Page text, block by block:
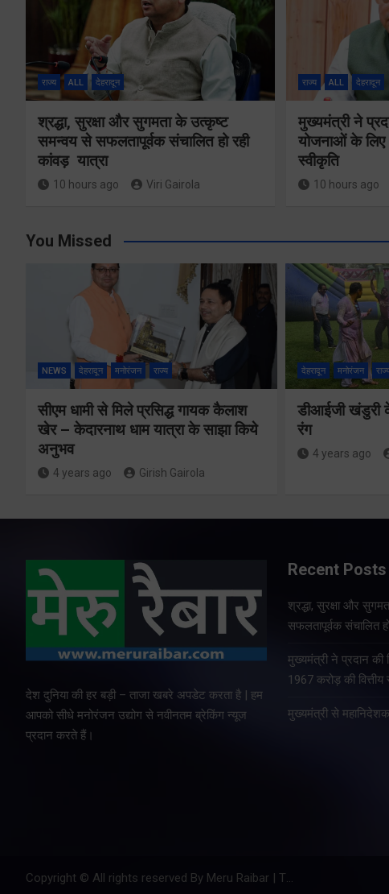
राज्य ALL देहरादून
श्रद्धा, सुरक्षा और सुगमता के उत्कृष्ट
समन्वय से सफलतापूर्वक संचालित हो रही
कांवड़ यात्रा
10 hours ago Viri Gairola
राज्य ALL देहरादून
मुख्यमंत्री ने
योजनाओं के लिए
स्वीकृति
10 hours ago
You Missed
NEWS देहरादून मनोरंजन राज्य
सीएम धामी से मिले प्रसिद्ध गायक कैलाश
खेर – केदारनाथ धाम यात्रा के साझा किये
अनुभव
4 years ago Girish Gairola
देहरादून मनोरंजन
डीआईजी खंडुरी
रंग
4 years ago
देश दुनिया की हर बड़ी – ताजा खबरे अपडेट करता है | हम
आपको सीधे मनोरंजन उद्योग से नवीनतम ब्रेकिंग न्यूज
प्रदान करते हैं।
Recent Posts
श्रद्धा, सुरक्षा और
सफलतापूर्वक संचालित
मुख्यमंत्री ने प्रदान की
1967 करोड़ की वित्तीय
मुख्यमंत्री से
मोड
मुख्य
ने गुरुवार को
परिचालन
बारिश के कारण
विस्तृत समीक्षा
श्रद्धा, सुरक्षा और
सुगमता के
उत्कृष्ट समन्वय
से सफलतापूर्वक
संचालित हो रही
कांवड़ यात्रा
Share Now
Share Nowदेहरादून।
मुख्यमंत्री पुष्कर सिंह धामी के
कुशल नेतृत्व एवं राज्य सरकार की
प्रभावी व्यवस्थाओं के कारण
उत्तराखंड में कांवड़ यात्रा पूरी
तरह व्यवस्थित, सुरक्षित और
Copyright © All rights reserved By Meru Raibar | Theme by